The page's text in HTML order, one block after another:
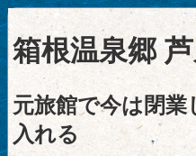
箱根温泉郷
元旅館で今は閉
入れる